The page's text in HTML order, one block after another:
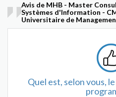
Avis de MHB - Master
Systèmes d'Information -
Universitaire de
Quel est, selon vous,